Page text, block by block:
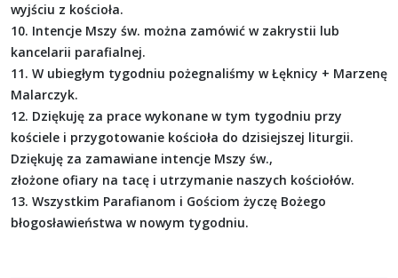
wyjściu z kościoła.
10. Intencje Mszy św. można zamówić w zakrystii lub
kancelarii parafialnej.
11. W ubiegłym tygodniu pożegnaliśmy w Łęknicy + Marzenę
Malarczyk.
12. Dziękuję za prace wykonane w tym tygodniu przy
kościele i przygotowanie kościoła do dzisiejszej liturgii.
Dziękuję za zamawiane intencje Mszy św.,
złożone ofiary na tacę i utrzymanie naszych kościołów.
13. Wszystkim Parafianom i Gościom życzę Bożego
błogosławieństwa w nowym tygodniu.